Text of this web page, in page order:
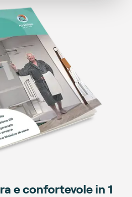
e confortevole in 1